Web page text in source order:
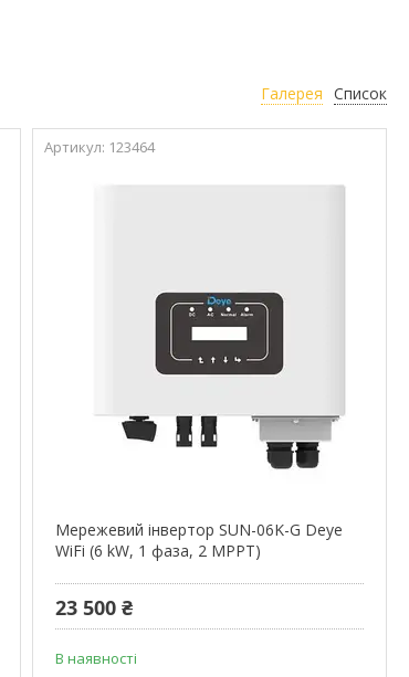
Галерея Список
123464
Мережевий інвертор SUN-06K-G Deye
WiFi (6 kW, 1 фаза, 2 MPPT)
23 500 ₴
В наявності